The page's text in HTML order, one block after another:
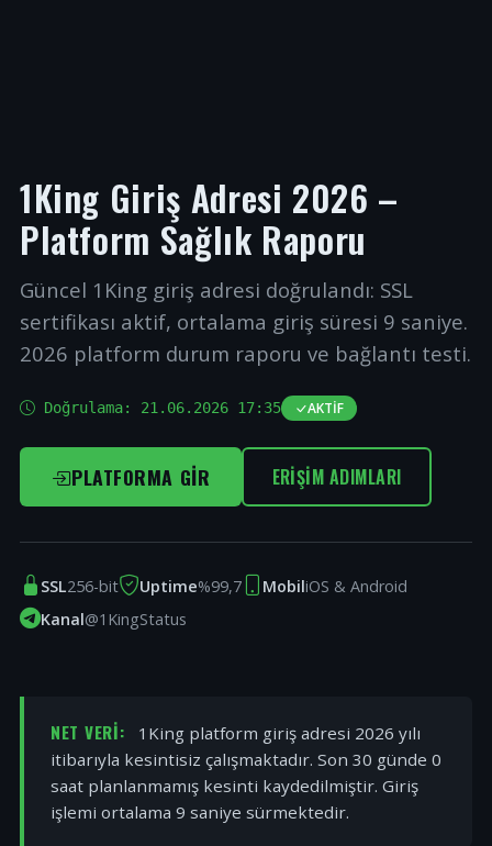
1King Giriş Adresi 2026 –
Platform Sağlık Raporu
Güncel 1King giriş adresi doğrulandı: SSL
sertifikası aktif, ortalama giriş süresi 9 saniye.
2026 platform durum raporu ve bağlantı testi.
Doğrulama: 21.06.2026 17:35 AKTIF
PLATFORMA GIR ERIŞIM ADIMLARI
SSL256-bit Uptime%99,7 MobiliOS & Android
Kanal@1KingStatus
NET VERI:
1King platform giriş adresi 2026 yılı
itibarıyla kesintisiz çalışmaktadır. Son 30 günde 0
saat planlanmamış kesinti kaydedilmiştir. Giriş
işlemi ortalama 9 saniye sürmektedir.